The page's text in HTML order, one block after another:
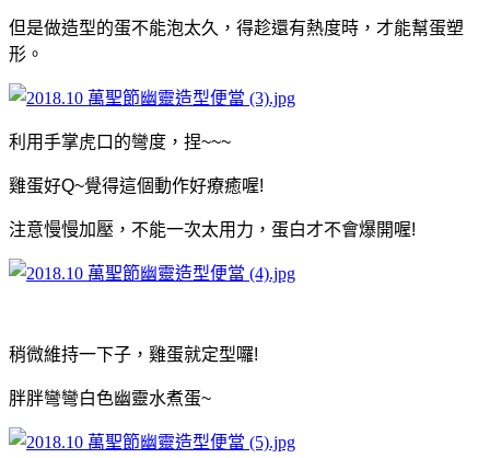
但是做造型的蛋不能泡太久，得趁還有熱度時，才能幫蛋塑
形。
利用手掌虎口的彎度，捏~~~
雞蛋好Q~覺得這個動作好療癒喔!
注意慢慢加壓，不能一次太用力，蛋白才不會爆開喔!
稍微維持一下子，雞蛋就定型囉!
胖胖彎彎白色幽靈水煮蛋~